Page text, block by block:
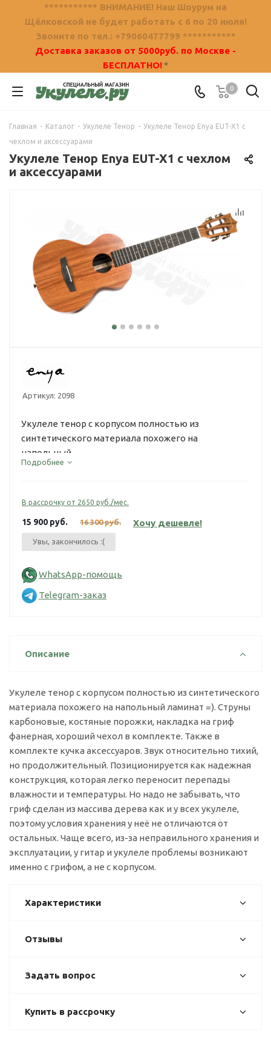
*********** ВНИМАНИЕ! Наш Шоурум на
Щёлковской не будет работать с 6 по 20 июля!
Звоните по тел.: +79060477799 ***********
Доставка заказов от 5000руб. по Москве -
БЕСПЛАТНО!*
0
Главная - Каталог - Укулеле Тенор - Укулеле Тенор Enya EUT-X1 c
чехлом и аксессуарами
Укулеле Тенор Enya EUT-X1 c чехлом
и аксессуарами
Артикул: 2098
Укулеле тенор с корпусом полностью из
синтетического материала похожего на
напольный...
Подробнее
В рассрочку от 2650 руб./мес.
15 900 руб. 16 300руб. Хочу дешевле!
Увы, закончилось :(
WhatsApp-помощь
Telegram-заказ
Описание
Укулеле тенор с корпусом полностью из синтетического
материала похожего на напольный ламинат =). Струны
карбоновые, костяные порожки, накладка на гриф
фанерная, хороший чехол в комплекте. Также в
комплекте кучка аксессуаров. Звук относительно тихий,
но продолжительный. Позиционируется как надежная
конструкция, которая легко переносит перепады
влажности и температуры. Но надо не забывать, что
гриф сделан из массива дерева как и у всех укулеле,
поэтому условия хранения у неё не отличаются от
остальных. Чаще всего, из-за неправильного хранения и
эксплуатации, у гитар и укулеле проблемы возникают
именно с грифом, а не с корпусом.
Характеристики
Отзывы
Задать вопрос
Купить в рассрочку